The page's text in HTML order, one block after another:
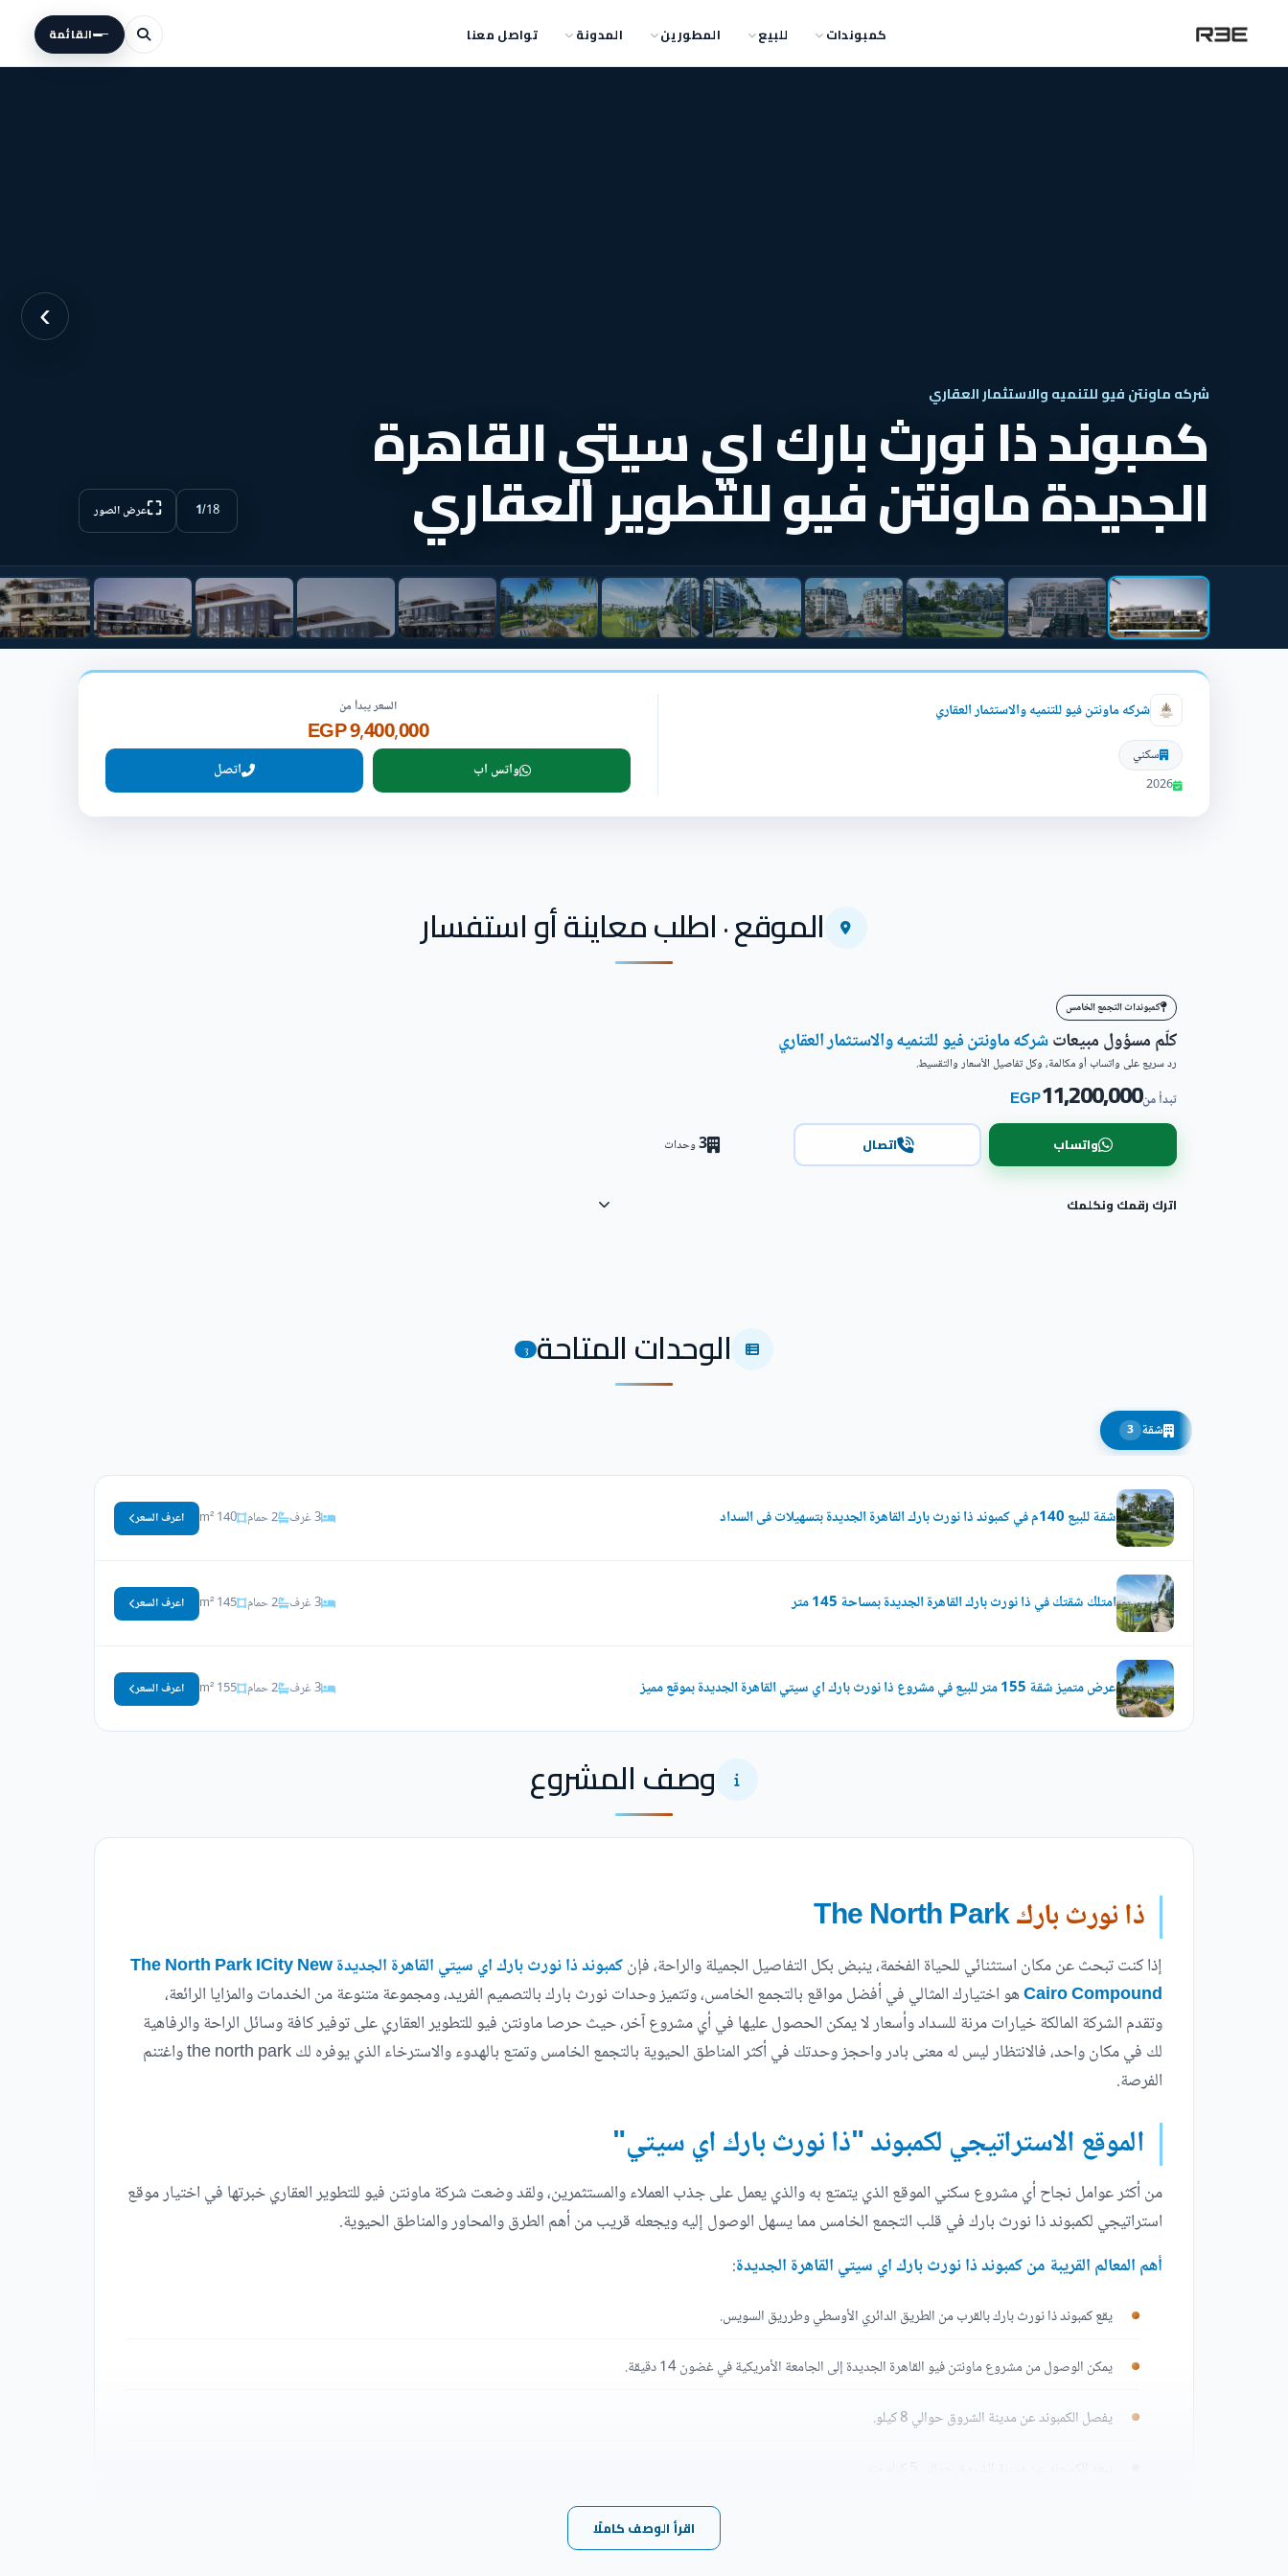
كمبوندات للبيع المطورين المدونة تواصل معنا القائمة
›
شركه ماونتن فيو للتنميه والاستثمار العقاري
كمبوند ذا نورث بارك اي سيتي القاهرة
الجديدة ماونتن فيو للتطوير العقاري 1/18
⛶عرض الصور
شركه ماونتن فيو للتنميه والاستثمار العقاري
سكني
2026
السعر يبدأ من
9,400,000 EGP
واتس اب اتصل
الموقع · اطلب معاينة أو استفسار
كمبوندات التجمع الخامس
كلّم مسؤول مبيعاتشركه ماونتن فيو للتنميه والاستثمار العقاري
رد سريع على واتساب أو مكالمة، وكل تفاصيل الأسعار والتقسيط.
تبدأ من11,200,000
EGP
واتساب اتصال 3وحدات
اترك رقمك ونكلمك
الوحدات المتاحة 3
شقة 3
شقة للبيع 140م في كمبوند ذا نورث بارك القاهرة الجديدة بتسهيلات فى السداد 3 غرف 2 حمام 140 m² اعرف السعر
امتلك شقتك في ذا نورث بارك القاهرة الجديدة بمساحة 145 متر 3 غرف 2 حمام 145 m² اعرف السعر
عرض متميز شقة 155 متر للبيع في مشروع ذا نورث بارك اي سيتي القاهرة الجديدة بموقع مميز 3 غرف 2 حمام 155 m² اعرف السعر
وصف المشروع
ذا نورث باركThe North Park
إذا كنت تبحث عن مكان استثنائي للحياة الفخمة، ينبض بكل التفاصيل الجميلة والراحة، فإن
كمبوند ذا نورث بارك اي سيتي القاهرة الجديدة The North Park ICity New
Cairo Compoundهو اختيارك المثالي في أفضل مواقع بالتجمع الخامس، وتتميز وحدات نورث بارك بالتصميم الفريد، ومجموعة متنوعة من الخدمات والمزايا الرائعة،
وتقدم الشركة المالكة خيارات مرنة للسداد وأسعار لا يمكن الحصول عليها في أي مشروع آخر، حيث حرصا ماونتن فيو للتطوير العقاري على توفير كافة وسائل الراحة والرفاهية
لك في مكان واحد، فالانتظار ليس له معنى بادر واحجز وحدتك في أكثر المناطق الحيوية بالتجمع الخامس وتمتع بالهدوء والاسترخاء الذي يوفره لك the north park واغتنم
الفرصة.
الموقع الاستراتيجي لكمبوند "ذا نورث بارك اي سيتي"
من أكثر عوامل نجاح أي مشروع سكني الموقع الذي يتمتع به والذي يعمل على جذب العملاء والمستثمرين، ولقد وضعت شركة ماونتن فيو للتطوير العقاري خبرتها في اختيار موقع
استراتيجي لكمبوند ذا نورث بارك في قلب التجمع الخامس مما يسهل الوصول إليه ويجعله قريب من أهم الطرق والمحاور والمناطق الحيوية.
أهم المعالم القريبة من كمبوند ذا نورث بارك اي سيتي القاهرة الجديدة:
يقع كمبوند ذا نورث بارك بالقرب من الطريق الدائري الأوسطي وطرريق السويس.
يمكن الوصول من مشروع ماونتن فيو القاهرة الجديدة إلى الجامعة الأمريكية في غضون 14 دقيقة.
يفصل الكمبوند عن مدينة الشروق حوالي 8 كيلو.
اقرأ الوصف كاملًا